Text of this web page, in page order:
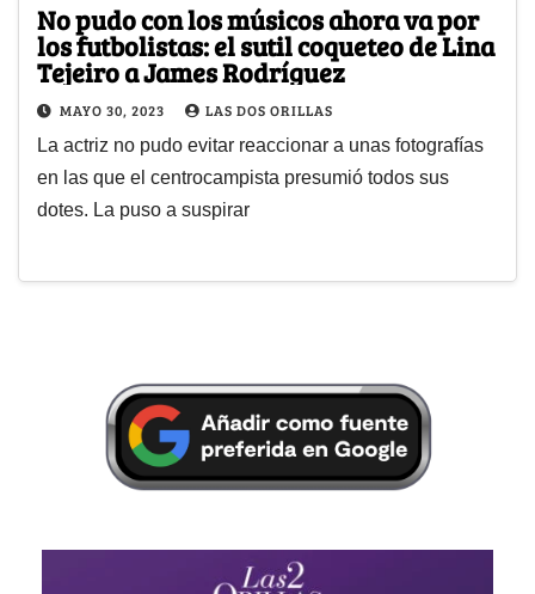
No pudo con los músicos ahora va por
los futbolistas: el sutil coqueteo de Lina
Tejeiro a James Rodríguez
MAYO 30, 2023 LAS DOS ORILLAS
La actriz no pudo evitar reaccionar a unas fotografías
en las que el centrocampista presumió todos sus
dotes. La puso a suspirar